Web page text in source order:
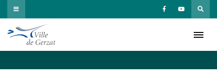
Passer
au
contenu